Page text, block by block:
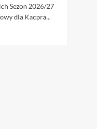
Sezon 2026/27
dla Kacpra...